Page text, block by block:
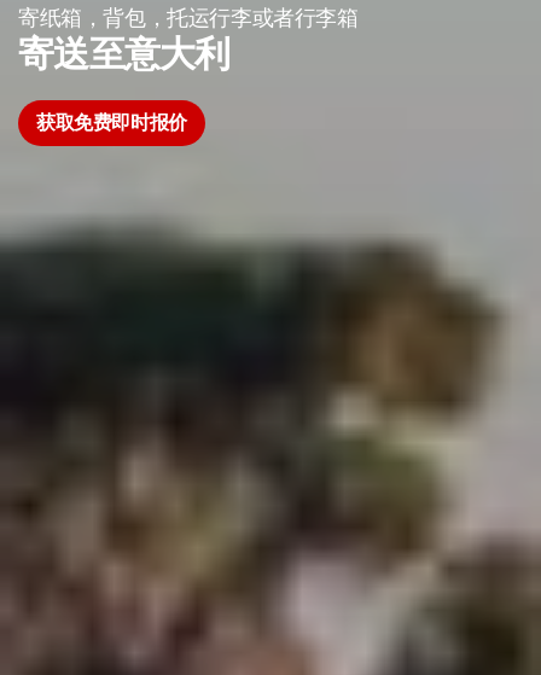
寄纸箱，背包，托运行李或者行李箱
寄送至意大利
获取免费即时报价